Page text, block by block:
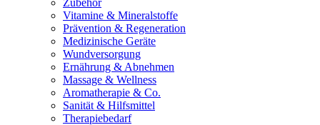
Zubehör
Vitamine & Mineralstoffe
Prävention & Regeneration
Medizinische Geräte
Wundversorgung
Ernährung & Abnehmen
Massage & Wellness
Aromatherapie & Co.
Sanität & Hilfsmittel
Therapiebedarf